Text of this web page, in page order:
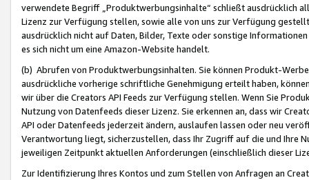
verwendete Begriff „Produktwerbungsinhalte“ schließt ausdrücklich
Lizenz zur Verfügung stellen, sowie alle von uns zur Verfügung
ausdrücklich nicht auf Daten, Bilder, Texte oder sonstige
es sich nicht um eine Amazon-Website handelt.
(b) Abrufen von Produktwerbungsinhalten. Sie können Produkt-
ausdrückliche vorherige schriftliche Genehmigung erteilt haben,
wir über die Creators API Feeds zur Verfügung stellen. Wenn Sie
Nutzung von Datenfeeds dieser Lizenz. Sie erkennen an, dass wir
API oder Datenfeeds jederzeit ändern, auslaufen lassen oder neu
Verantwortung liegt, sicherzustellen, dass Ihr Zugriff auf die und Ihre
jeweiligen Zeitpunkt aktuellen Anforderungen (einschließlich dieser
Zur Identifizierung Ihres Kontos und zum Stellen von Anfragen an